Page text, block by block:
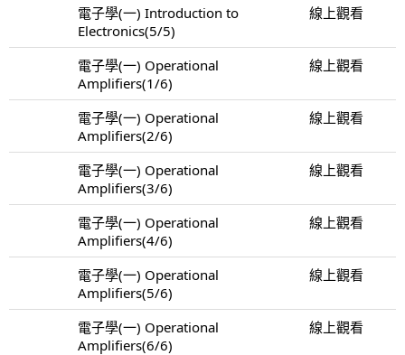
電子學(一) Introduction to
Electronics(5/5)
線上觀看
電子學(一) Operational
Amplifiers(1/6)
線上觀看
電子學(一) Operational
Amplifiers(2/6)
線上觀看
電子學(一) Operational
Amplifiers(3/6)
線上觀看
電子學(一) Operational
Amplifiers(4/6)
線上觀看
電子學(一) Operational
Amplifiers(5/6)
線上觀看
電子學(一) Operational
Amplifiers(6/6)
線上觀看